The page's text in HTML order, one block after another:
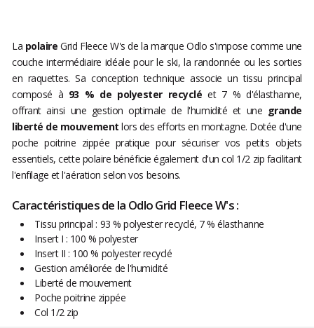
La polaireGrid Fleece W's de la marque Odlo s'impose comme une
couche intermédiaire idéale pour le ski, la randonnée ou les sorties
en raquettes. Sa conception technique associe un tissu principal
composé à 93 % de polyester recyclé et 7 % d'élasthanne,
offrant ainsi une gestion optimale de l'humidité et une grande
liberté de mouvementlors des efforts en montagne. Dotée d'une
poche poitrine zippée pratique pour sécuriser vos petits objets
essentiels, cette polaire bénéficie également d'un col 1/2 zip facilitant
l'enfilage et l'aération selon vos besoins.
Caractéristiques de la Odlo Grid Fleece W's :
Tissu principal : 93 % polyester recyclé, 7 % élasthanne
Insert I : 100 % polyester
Insert II : 100 % polyester recyclé
Gestion améliorée de l'humidité
Liberté de mouvement
Poche poitrine zippée
Col 1/2 zip